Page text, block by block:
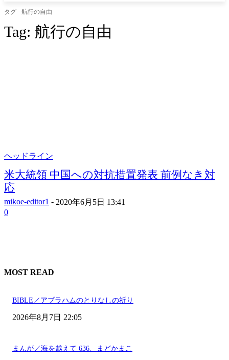
タグ 航行の自由
Tag: 航行の自由
ヘッドライン
米大統領 中国への対抗措置発表 前例なき対
応
mikoe-editor1 - 2020年6月5日 13:41
0
MOST READ
BIBLE／アブラハムのとりなしの祈り
2026年8月7日 22:05
まんが／海を越えて 636、まどかまこ